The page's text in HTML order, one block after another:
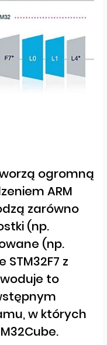
ogromną
ARM
zarówno
(np.
(np.
STM32F7 z
to
w których